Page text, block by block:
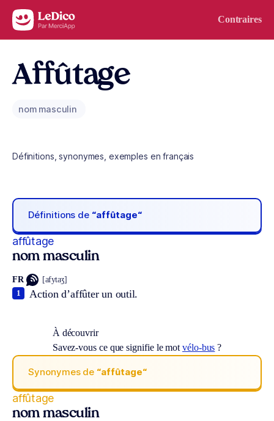
Aller au contenu Contraires
Affûtage
nom masculin
Définitions, synonymes, exemples en français
Définitions de “affûtage“
affûtage
nom masculin
FR [afytaʒ]
Action d’affûter un outil.
1
À découvrir
Savez-vous ce que signifie le motvélo-bus ?
Synonymes de “affûtage“
affûtage
nom masculin